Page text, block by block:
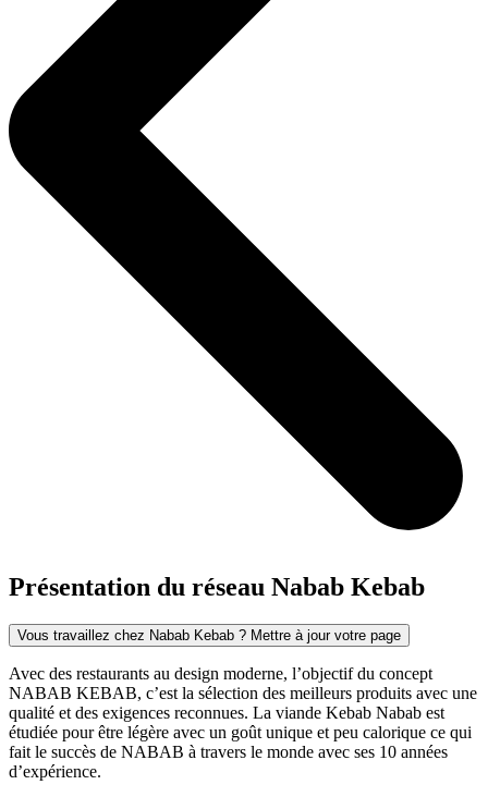
Présentation du réseau Nabab Kebab
Vous travaillez chez Nabab Kebab ? Mettre à jour votre page
Avec des restaurants au design moderne, l’objectif du concept
NABAB KEBAB, c’est la sélection des meilleurs produits avec une
qualité et des exigences reconnues. La viande Kebab Nabab est
étudiée pour être légère avec un goût unique et peu calorique ce qui
fait le succès de NABAB à travers le monde avec ses 10 années
d’expérience.